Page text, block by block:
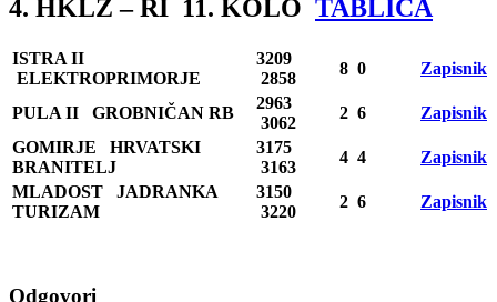
4. HKLZ – RI 11. KOLO TABLICA
ISTRA II
ELEKTROPRIMORJE
3209
2858
8 0 Zapisnik
PULA II GROBNIČAN RB
2963
3062
2 6
Zapisnik
GOMIRJE HRVATSKI
BRANITELJ
3175
3163
4 4
Zapisnik
MLADOST JADRANKA
TURIZAM
3150
3220
2 6 Zapisnik
Odgovori